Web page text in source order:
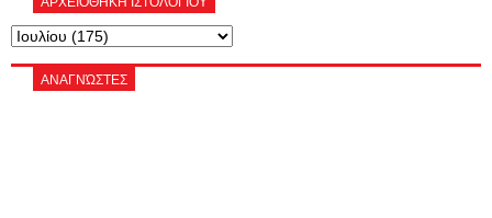
ΑΝΑΓΝΏΣΤΕΣ